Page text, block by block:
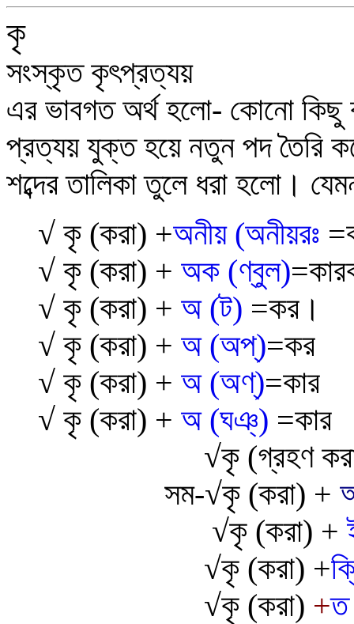
কৃ
সংস্কৃত কৃৎপ্রত্যয়
এর ভাবগত অর্থ হলো- কোনো
প্রত্যয় যুক্ত হয়ে নতুন পদ তৈরি
শব্দের তালিকা তুলে ধরা হলো।
√ কৃ (করা) +অনীয় (অনীয়রঃ
√ কৃ (করা) + অক (ণ্বুল)
√ কৃ (করা) + অ (ট) =কর।
√ কৃ (করা) + অ (অপ্)=কর
√ কৃ (করা) + অ (অণ্)=কার
√ কৃ (করা) + অ (ঘঞ্) =কার
√ক (গ্রহণ
সম-√কৃ (করা) +
√কৃ (করা) +
√কৃ (করা) +
√কৃ (করা) +